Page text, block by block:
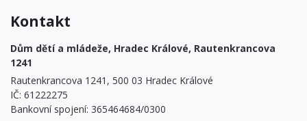
Kontakt
Dům dětí a mládeže, Hradec Králové, Rautenkrancova
1241
Rautenkrancova 1241, 500 03 Hradec Králové
IČ: 61222275
Bankovní spojení: 365464684/0300